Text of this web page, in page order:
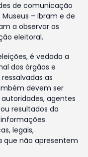
de comunicação
– Ibram e de
a observar as
eleitoral.
é vedada a
dos órgãos e
as
devem ser
agentes
resultados da
legais,
que não apresentem